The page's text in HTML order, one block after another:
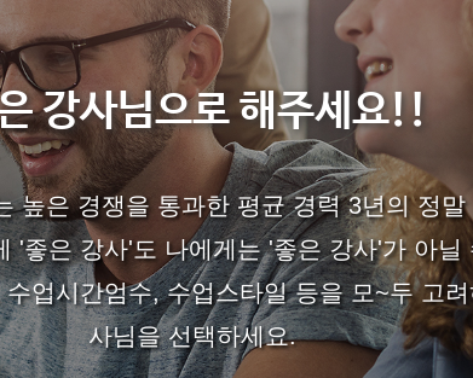
강사님으로 해주세요!!
높은 경쟁을 통과한 평균 경력 3년의 정
'좋은 강사'도 나에게는 '좋은 강사'가 아닐
업시간엄수, 수업스타일 등을 모~두 고
사님을 선택하세요.